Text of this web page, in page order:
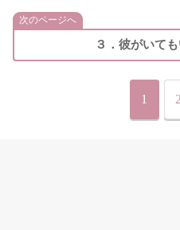
次のページへ
３．彼がいて
1 2